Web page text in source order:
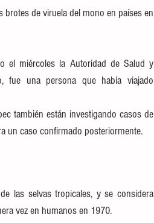
de viruela del mono en países en
el miércoles la Autoridad de Salud y
fue una persona que había viajado
también están investigando casos de
un caso confirmado posteriormente.
las selvas tropicales, y se considera
vez en humanos en 1970.